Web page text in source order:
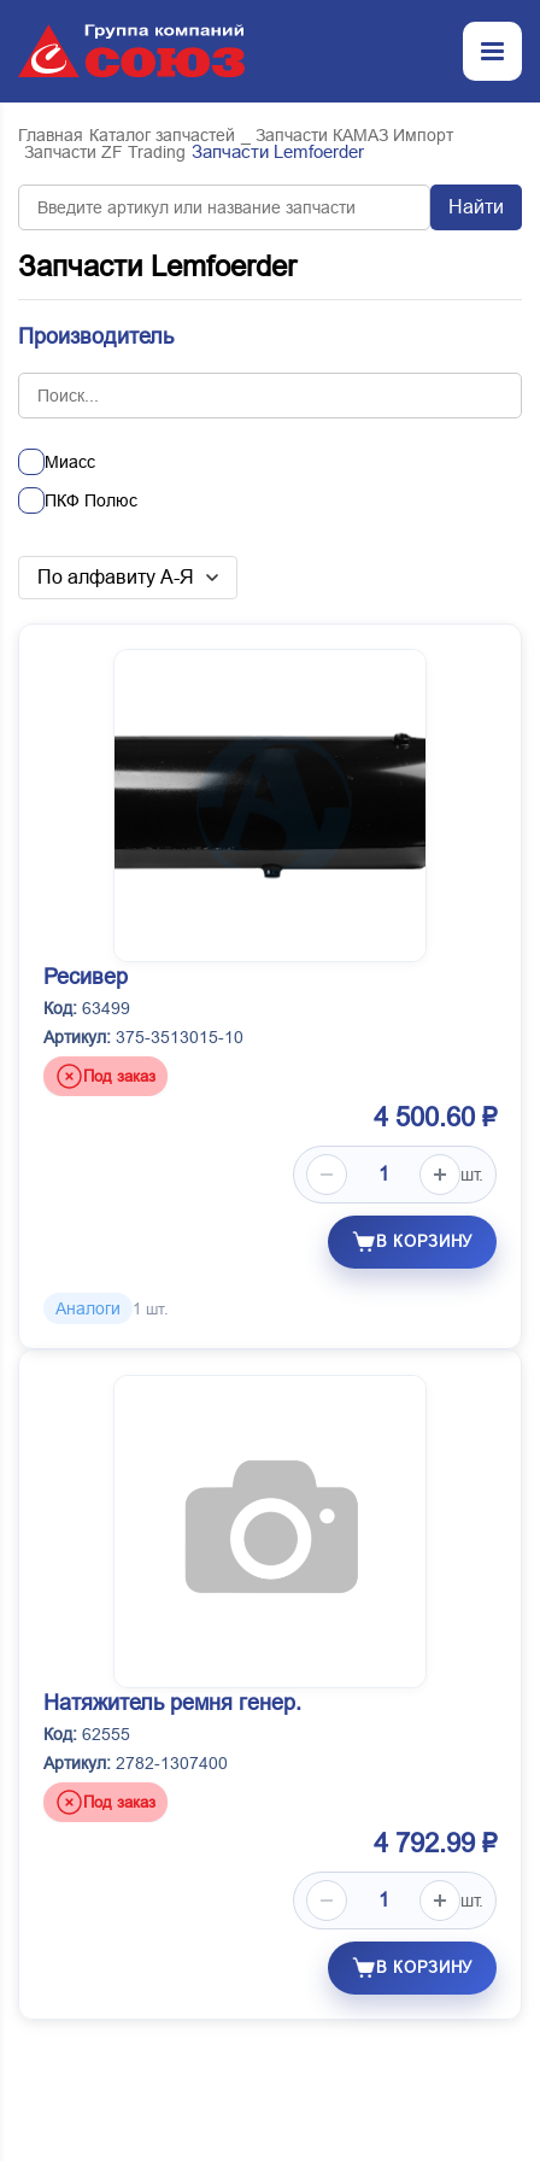
Главная Каталог запчастей
_ Запчасти КАМАЗ Импорт
Запчасти ZF Trading Запчасти Lemfoerder
Найти
Запчасти Lemfoerder
Производитель
Миасс
ПКФ Полюс
По алфавиту А-Я
Ресивер
Код: 63499
Артикул: 375-3513015-10
Под заказ
4 500.60 ₽
шт.
В КОРЗИНУ
Аналоги 1 шт.
Натяжитель ремня генер.
Код: 62555
Артикул: 2782-1307400
Под заказ
4 792.99 ₽
шт.
В КОРЗИНУ